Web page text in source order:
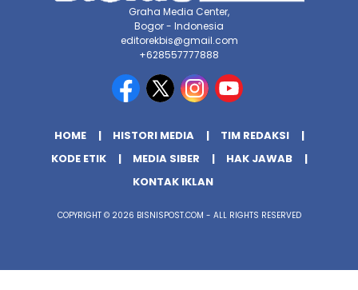
Graha Media Center,
Bogor - Indonesia
editorekbis@gmail.com
+628557777888
HOME HISTORI MEDIA
TIM REDAKSI
KODE ETIK
MEDIA SIBER
HAK JAWAB
KONTAK IKLAN
COPYRIGHT © 2026 BISNISPOST.COM - ALL RIGHTS RESERVED